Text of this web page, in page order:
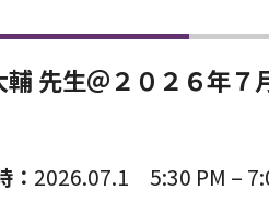
輔 先生＠２０２６年
： 2026.07.1 5:30 PM –